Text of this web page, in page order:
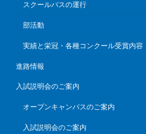
スクールバスの運行
部活動
実績と栄冠・各種コンクール受賞内容
進路情報
入試説明会のご案内
オープンキャンパスのご案内
入試説明会のご案内